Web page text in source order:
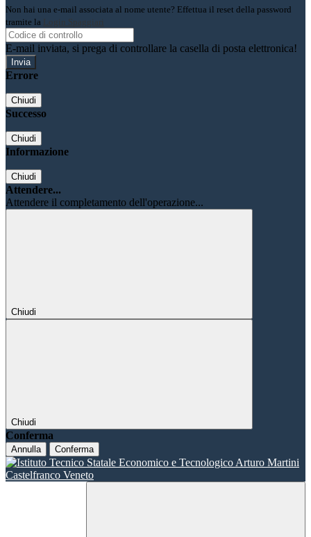
Non hai una e-mail associata al nome utente? Effettua il reset della password
tramite la Login Spaggiari
E-mail inviata, si prega di controllare la casella di posta elettronica!
Errore
Chiudi
Successo
Chiudi
Informazione
Chiudi
Attendere...
Attendere il completamento dell'operazione...
Chiudi
Chiudi
Conferma
Annulla Conferma